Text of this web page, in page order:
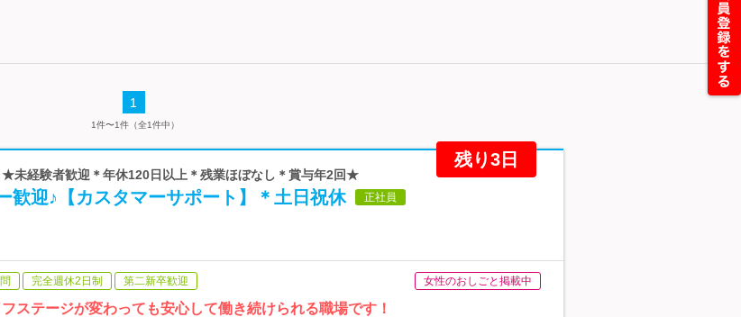
1
1件〜1件（全1件中）
残り3日
未経験者歓迎＊年休120日以上＊残業ほぼなし＊賞与年2回★
歓迎♪【カスタマーサポート】＊土日祝休 正社員
完全週休2日制 第二新卒歓迎 女性のおしごと掲載中
ステージが変わっても安心して働き続けられる職場です！